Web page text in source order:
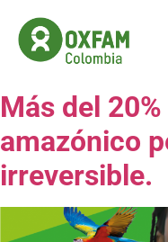
Más del
amazónico
irreversible.